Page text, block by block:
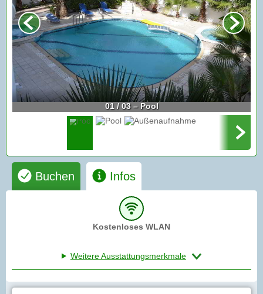
01 / 03 – Pool
Buchen Infos
Kostenloses WLAN
Weitere Ausstattungsmerkmale